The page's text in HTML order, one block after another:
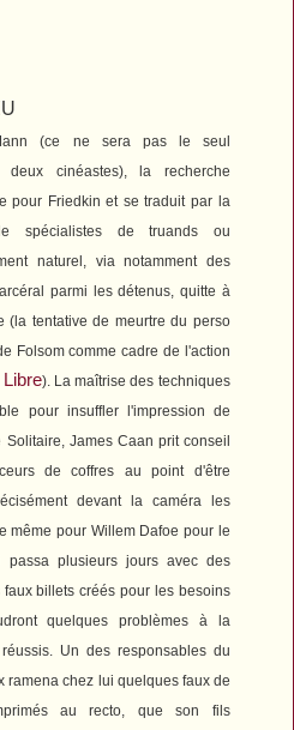
(ce ne sera pas le seul
deux cinéastes), la recherche
pour Friedkin et se traduit par la
spécialistes de truands ou
naturel, via notamment des
parmi les détenus, quitte à
(la tentative de meurtre du perso
Folsom comme cadre de l'action
). La maîtrise des techniques
pour insuffler l'impression de
Solitaire , James Caan prit conseil
de coffres au point d'être
devant la caméra les
même pour Willem Dafoe pour le
plusieurs jours avec des
billets créés pour les besoins
quelques problèmes à la
Un des responsables du
ramena chez lui quelques faux de
au recto, que son fils